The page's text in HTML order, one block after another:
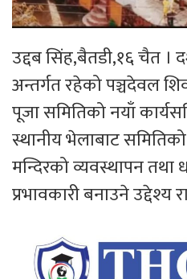
उद्दब सिंह,बैतडी,१६ चैत ।
अन्तर्गत रहेको पञ्चदेवल
पूजा समितिको नयाँ
स्थानीय भेलाबाट
मन्दिरको व्यवस्थापन तथा
प्रभावकारी बनाउने उद्देश्य